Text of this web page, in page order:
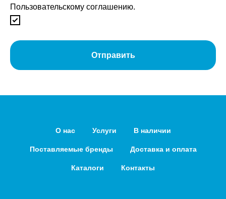
Пользовательскому соглашению.
Отправить
О нас Услуги В наличии
Поставляемые бренды Доставка и оплата
Каталоги Контакты